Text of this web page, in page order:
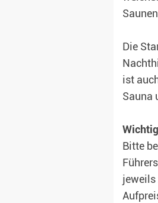
Die
ist
Sauna
Bitte
jeweils